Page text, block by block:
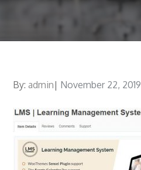
By:admin
Posted
November 22, 2019